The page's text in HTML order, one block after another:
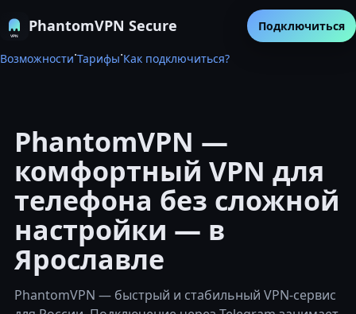
PhantomVPN Secure
Возможности·Тарифы·Как подключиться?
Подключиться
PhantomVPN —
комфортный VPN для
телефона без сложной
настройки — в
Ярославле
PhantomVPN — быстрый и стабильный VPN-сервис